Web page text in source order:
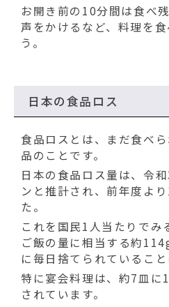
お開き前の10分間は食べ
声をかけるなど、料理を
う。
日本の食品ロス
食品ロスとは、まだ食べ
品のことです。
日本の食品ロス量は、令
ンと推計され、前年度よ
た。
これを国民1人当たりでみ
ご飯の量に相当する約
に毎日捨てられていること
特に宴会料理は、約7皿に
されています。